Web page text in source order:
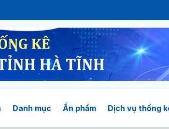
Danh mục Ấn phẩm Dịch vụ thống